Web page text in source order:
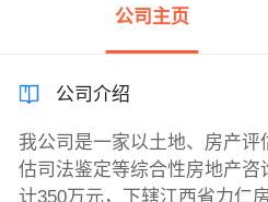
公司主页
公司介绍
我公司是一家以土地、房产
估司法鉴定等综合性房地产咨
计350万元，下辖江西省力仁